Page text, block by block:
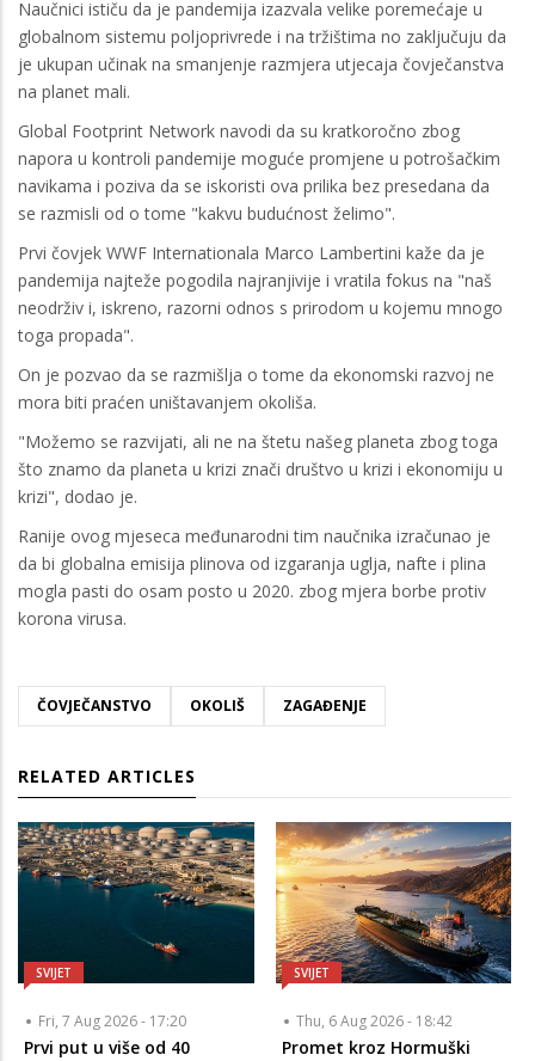
Naučnici ističu da je pandemija izazvala velike poremećaje u
globalnom sistemu poljoprivrede i na tržištima no zaključuju da
je ukupan učinak na smanjenje razmjera utjecaja čovječanstva
na planet mali.
Global Footprint Network navodi da su kratkoročno zbog
napora u kontroli pandemije moguće promjene u potrošačkim
navikama i poziva da se iskoristi ova prilika bez presedana da
se razmisli od o tome "kakvu budućnost želimo".
Prvi čovjek WWF Internationala Marco Lambertini kaže da je
pandemija najteže pogodila najranjivije i vratila fokus na "naš
neodrživ i, iskreno, razorni odnos s prirodom u kojemu mnogo
toga propada".
On je pozvao da se razmišlja o tome da ekonomski razvoj ne
mora biti praćen uništavanjem okoliša.
"Možemo se razvijati, ali ne na štetu našeg planeta zbog toga
što znamo da planeta u krizi znači društvo u krizi i ekonomiju u
krizi", dodao je.
Ranije ovog mjeseca međunarodni tim naučnika izračunao je
da bi globalna emisija plinova od izgaranja uglja, nafte i plina
mogla pasti do osam posto u 2020. zbog mjera borbe protiv
korona virusa.
ČOVJEČANSTVO OKOLIŠ ZAGAĐENJE
RELATED ARTICLES
SVIJET
Fri, 7 Aug 2026 - 17:20
Prvi put u više od 40
SVIJET
Thu, 6 Aug 2026 - 18:42
Promet kroz Hormuški